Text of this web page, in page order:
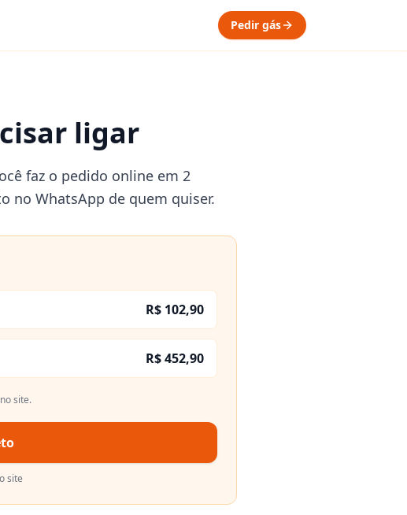
Pedir gás
ligar
faz o pedido online em 2
no WhatsApp de quem quiser.
R$ 102,90
R$ 452,90
site.
site